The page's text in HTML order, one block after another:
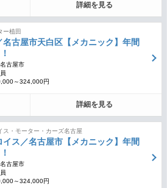
詳細を見る
ー植田
名古屋市天白区【メカニック】年間
古屋市
～324,000円
詳細を見る
ス・モーター・カーズ名古屋
イス／名古屋市【メカニック】年間
古屋市
～324,000円